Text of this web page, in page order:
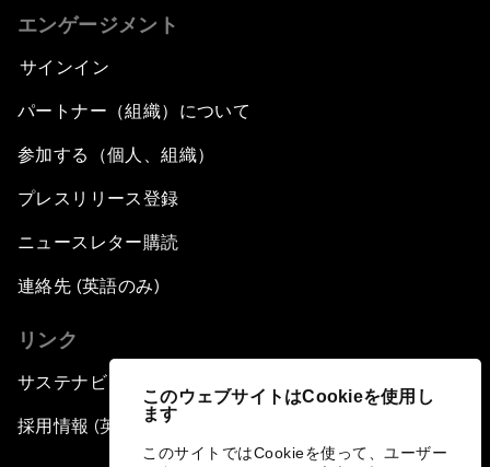
このウェブサイトはCookieを使用し
ます
このサイトではCookieを使って、ユーザー
エンゲージメント
サインイン
パートナー（組織）について
参加する（個人、組織）
プレスリリース登録
ニュースレター購読
連絡先 (英語のみ)
リンク
サステナビリティへの取り組み
採用情報 (英語のみ)